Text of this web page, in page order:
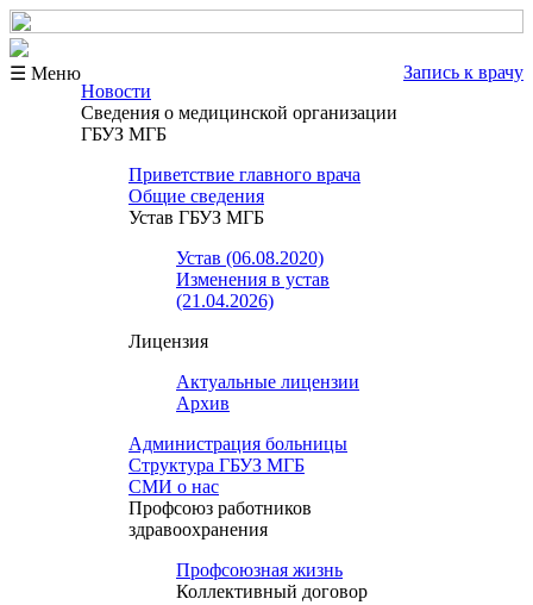
☰ Меню
Запись к врачу
Новости
Сведения о медицинской организации
ГБУЗ МГБ
Приветствие главного врача
Общие сведения
Устав ГБУЗ МГБ
Устав (06.08.2020)
Изменения в устав
(21.04.2026)
Лицензия
Актуальные лицензии
Архив
Администрация больницы
Структура ГБУЗ МГБ
СМИ о нас
Профсоюз работников
здравоохранения
Профсоюзная жизнь
Коллективный договор